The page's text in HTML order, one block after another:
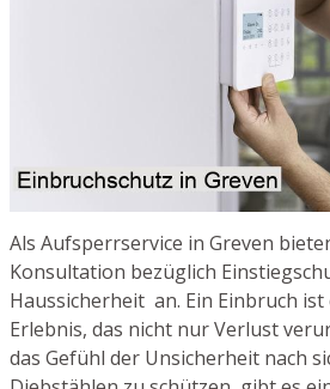
Als Aufsperrservice in Greven
Konsultation bezüglich
Haussicherheit an. Ein Einbruch ist
Erlebnis, das nicht nur Verlust
das Gefühl der Unsicherheit nach